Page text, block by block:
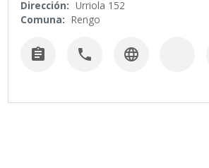
Dirección: Urriola 152
Comuna: Rengo
  